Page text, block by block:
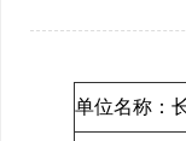
单位名称